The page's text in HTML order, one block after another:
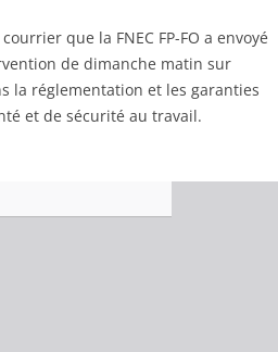
que la FNEC FP-FO a envoyé
de dimanche matin sur
la réglementation et les garanties
et de sécurité au travail.